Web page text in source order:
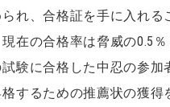
れ、合格証を手に入れる
在の合格率は脅威の0.5％
験に合格した中忍の参加
するための推薦状の獲得